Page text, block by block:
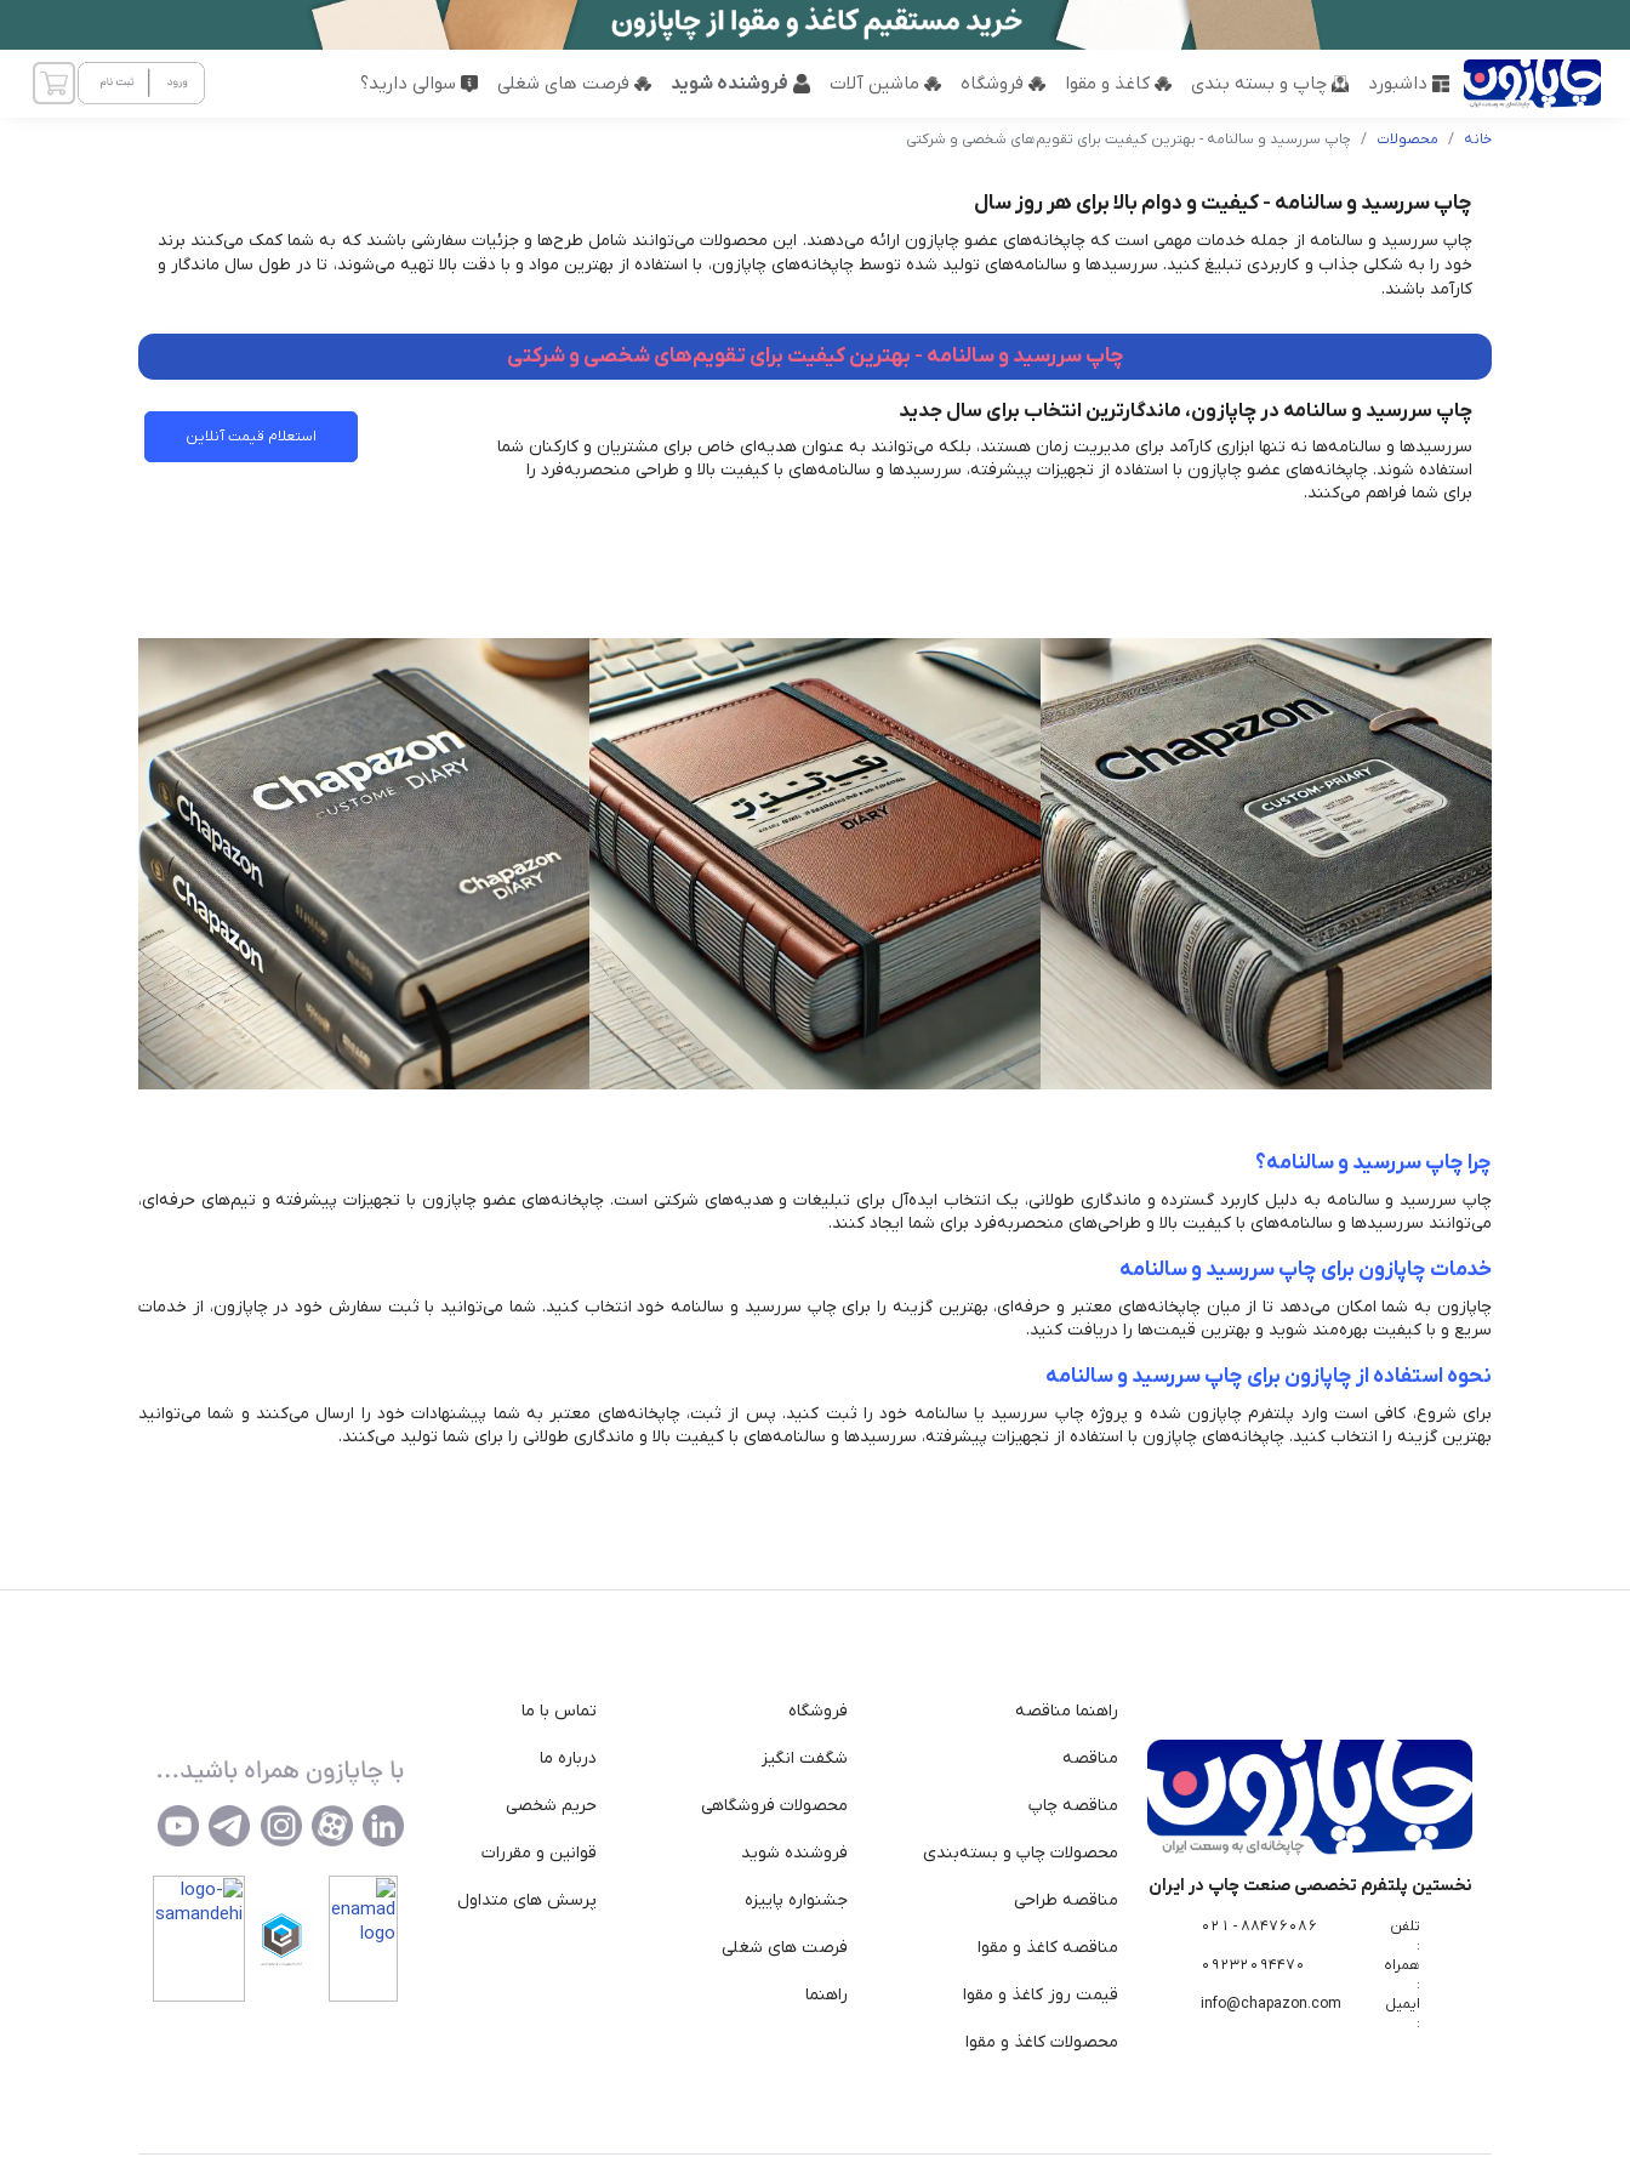
داشبورد چاپ و بسته بندی کاغذ و مقوا فروشگاه ماشین آلات فروشنده شوید فرصت های شغلی سوالی دارید؟
خانه محصولات چاپ سررسید و سالنامه - بهترین کیفیت برای تقویم‌های شخصی و شرکتی
چاپ سررسید و سالنامه - کیفیت و دوام بالا برای هر روز سال
چاپ سررسید و سالنامه از جمله خدمات مهمی است که چاپخانه‌های عضو چاپازون ارائه می‌دهند. این محصولات می‌توانند شامل طرح‌ها و جزئیات سفارشی باشند که به شما کمک می‌کنند برند
خود را به شکلی جذاب و کاربردی تبلیغ کنید. سررسیدها و سالنامه‌های تولید شده توسط چاپخانه‌های چاپازون، با استفاده از بهترین مواد و با دقت بالا تهیه می‌شوند، تا در طول سال ماندگار و
کارآمد باشند.
چاپ سررسید و سالنامه - بهترین کیفیت برای تقویم‌های شخصی و شرکتی
چاپ سررسید و سالنامه در چاپازون، ماندگارترین انتخاب برای سال جدید
سررسیدها و سالنامه‌ها نه تنها ابزاری کارآمد برای مدیریت زمان هستند، بلکه می‌توانند به عنوان هدیه‌ای خاص برای مشتریان و کارکنان شما
استفاده شوند. چاپخانه‌های عضو چاپازون با استفاده از تجهیزات پیشرفته، سررسیدها و سالنامه‌های با کیفیت بالا و طراحی منحصربه‌فرد را
برای شما فراهم می‌کنند.
استعلام قیمت آنلاین
چرا چاپ سررسید و سالنامه؟
چاپ سررسید و سالنامه به دلیل کاربرد گسترده و ماندگاری طولانی، یک انتخاب ایده‌آل برای تبلیغات و هدیه‌های شرکتی است. چاپخانه‌های عضو چاپازون با تجهیزات پیشرفته و تیم‌های حرفه‌ای،
می‌توانند سررسیدها و سالنامه‌های با کیفیت بالا و طراحی‌های منحصربه‌فرد برای شما ایجاد کنند.
خدمات چاپازون برای چاپ سررسید و سالنامه
چاپازون به شما امکان می‌دهد تا از میان چاپخانه‌های معتبر و حرفه‌ای، بهترین گزینه را برای چاپ سررسید و سالنامه خود انتخاب کنید. شما می‌توانید با ثبت سفارش خود در چاپازون، از خدمات
سریع و با کیفیت بهره‌مند شوید و بهترین قیمت‌ها را دریافت کنید.
نحوه استفاده از چاپازون برای چاپ سررسید و سالنامه
برای شروع، کافی است وارد پلتفرم چاپازون شده و پروژه چاپ سررسید یا سالنامه خود را ثبت کنید. پس از ثبت، چاپخانه‌های معتبر به شما پیشنهادات خود را ارسال می‌کنند و شما می‌توانید
بهترین گزینه را انتخاب کنید. چاپخانه‌های چاپازون با استفاده از تجهیزات پیشرفته، سررسیدها و سالنامه‌های با کیفیت بالا و ماندگاری طولانی را برای شما تولید می‌کنند.
نخستین پلتفرم تخصصی صنعت چاپ در ایران
تلفن
:
88476086 - 021
همراه
:
09232094470
ایمیل
:
info@chapazon.com
راهنما مناقصه
مناقصه
مناقصه چاپ
محصولات چاپ و بسته‌بندی
مناقصه طراحی
مناقصه کاغذ و مقوا
قیمت روز کاغذ و مقوا
محصولات کاغذ و مقوا
فروشگاه
شگفت انگیز
محصولات فروشگاهی
فروشنده شوید
جشنواره پاییزه
فرصت های شغلی
راهنما
تماس با ما
درباره ما
حریم شخصی
قوانین و مقررات
پرسش های متداول